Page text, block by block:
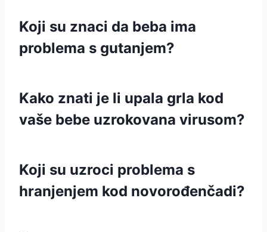
Koji su znaci da beba ima
problema s gutanjem?
Kako znati je li upala grla kod
vaše bebe uzrokovana virusom?
Koji su uzroci problema s
hranjenjem kod novorođenčadi?